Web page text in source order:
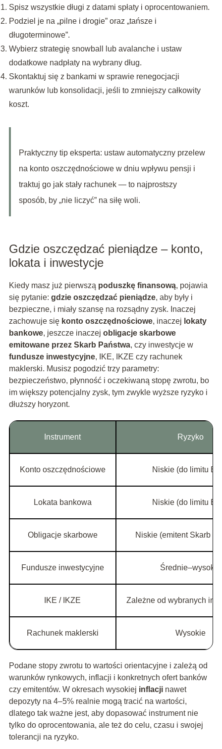
Spisz wszystkie długi z datami spłaty i oprocentowaniem.
Podziel je na „pilne i drogie” oraz „tańsze i
długoterminowe”.
Wybierz strategię snowball lub avalanche i ustaw
dodatkowe nadpłaty na wybrany dług.
Skontaktuj się z bankami w sprawie renegocjacji
warunków lub konsolidacji, jeśli to zmniejszy całkowity
koszt.
Praktyczny tip eksperta: ustaw automatyczny przelew
na konto oszczędnościowe w dniu wpływu pensji i
traktuj go jak stały rachunek — to najprostszy
sposób, by „nie liczyć” na siłę woli.
Gdzie oszczędzać pieniądze – konto,
lokata i inwestycje
Kiedy masz już pierwszą poduszkę finansową, pojawia
się pytanie: gdzie oszczędzać pieniądze, aby były i
bezpieczne, i miały szansę na rozsądny zysk. Inaczej
zachowuje się konto oszczędnościowe, inaczej lokaty
bankowe, jeszcze inaczej obligacje skarbowe
emitowane przez Skarb Państwa, czy inwestycje w
fundusze inwestycyjne, IKE, IKZE czy rachunek
maklerski. Musisz pogodzić trzy parametry:
bezpieczeństwo, płynność i oczekiwaną stopę zwrotu, bo
im większy potencjalny zysk, tym zwykle wyższe ryzyko i
dłuższy horyzont.
Instrument Ryzyko
Konto oszczędnościowe Niskie (do limitu
Lokata bankowa Niskie (do limitu
Obligacje skarbowe Niskie (emitent Skarb
Fundusze inwestycyjne Średnie–wysokie
IKE / IKZE Zależne od wybranych
Rachunek maklerski Wysokie
Podane stopy zwrotu to wartości orientacyjne i zależą od
warunków rynkowych, inflacji i konkretnych ofert banków
czy emitentów. W okresach wysokiej inflacjinawet
depozyty na 4–5% realnie mogą tracić na wartości,
dlatego tak ważne jest, aby dopasować instrument nie
tylko do oprocentowania, ale też do celu, czasu i swojej
tolerancji na ryzyko.